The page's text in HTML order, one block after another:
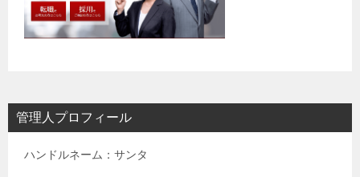
管理人プロフィール
ハンドルネーム：サンタ